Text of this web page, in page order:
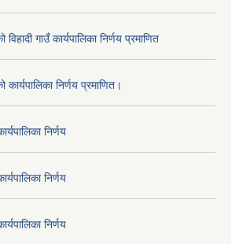
गाउँ कार्यपालिका निर्णय प्रमाणित
निर्णय प्रमाणित।
निर्णय
निर्णय
निर्णय